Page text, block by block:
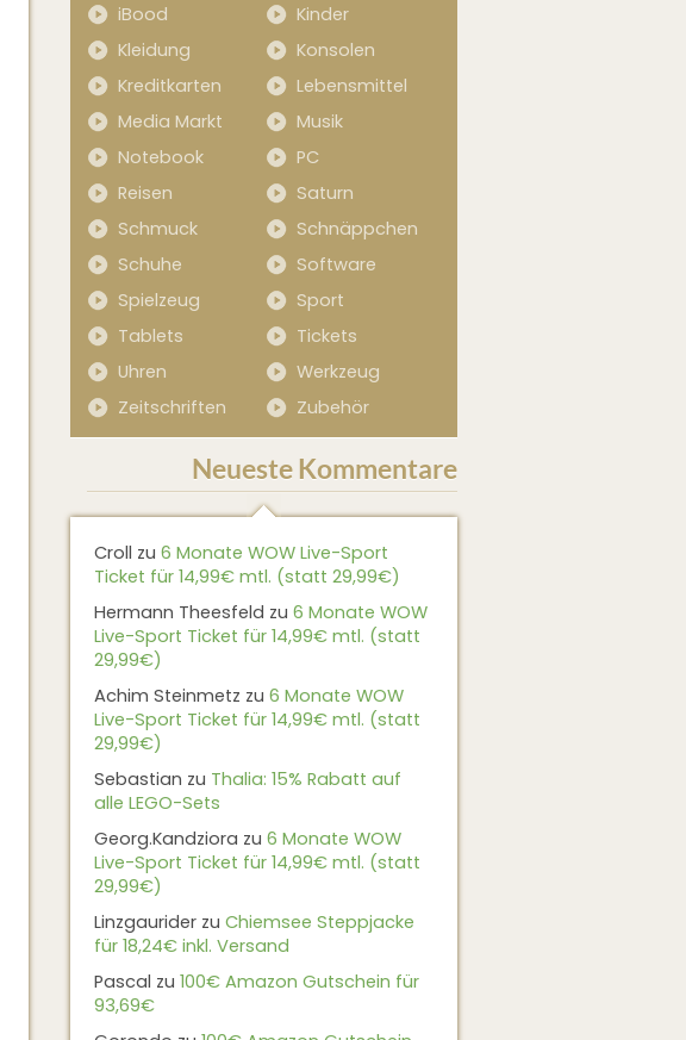
iBood
Kinder
Kleidung
Konsolen
Kreditkarten
Lebensmittel
Media Markt
Musik
Notebook
PC
Reisen
Saturn
Schmuck
Schnäppchen
Schuhe
Software
Spielzeug
Sport
Tablets
Tickets
Uhren
Werkzeug
Zeitschriften
Zubehör
Neueste Kommentare
Croll zu 6 Monate WOW Live-Sport
Ticket für 14,99€ mtl. (statt 29,99€)
Hermann Theesfeld zu 6 Monate WOW
Live-Sport Ticket für 14,99€ mtl. (statt
29,99€)
Achim Steinmetz zu 6 Monate WOW
Live-Sport Ticket für 14,99€ mtl. (statt
29,99€)
Sebastian zu Thalia: 15% Rabatt auf
alle LEGO-Sets
Georg.Kandziora zu 6 Monate WOW
Live-Sport Ticket für 14,99€ mtl. (statt
29,99€)
Linzgaurider zu Chiemsee Steppjacke
für 18,24€ inkl. Versand
Pascal zu 100€ Amazon Gutschein für
93,69€